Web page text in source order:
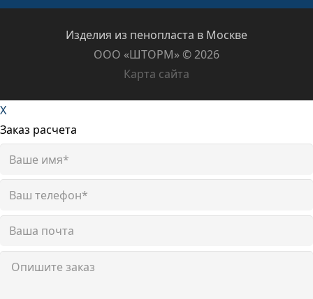
Изделия из пенопласта в Москве
ООО «ШТОРМ» ©️ 2026
Карта сайта
X
Заказ расчета